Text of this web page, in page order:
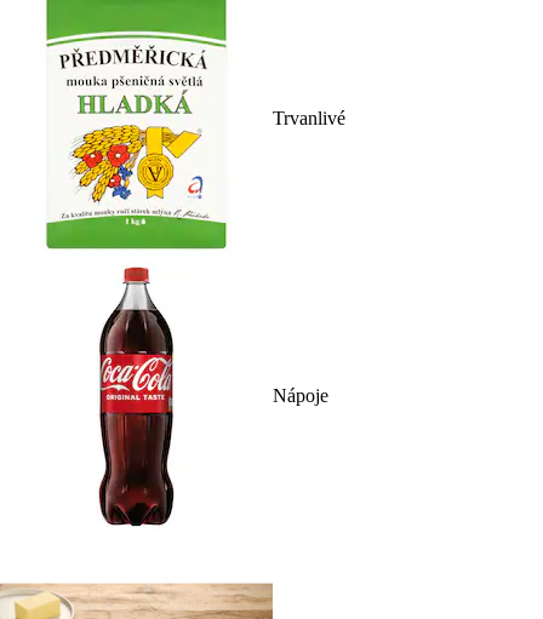
Trvanlivé
Nápoje